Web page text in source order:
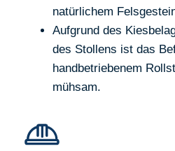
natürlichem
Aufgrund des
des Stollens ist das
handbetriebenem
mühsam.